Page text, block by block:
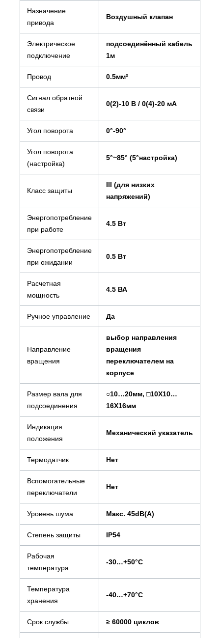
Назначение
привода
Воздушный клапан
Электрическое
подключение
подсоединённый кабель
1м
Провод 0.5мм²
Сигнал обратной
связи
0(2)-10 В / 0(4)-20 мА
Угол поворота 0°-90°
Угол поворота
(настройка)
5°~85° (5°настройка)
Класс защиты
III (для низких
напряжений)
Энергопотребление
при работе
4.5 Вт
Энергопотребление
при ожидании
0.5 Вт
Расчетная
мощность
4.5 ВА
Ручное управление Да
Направление
вращения
выбор направления
вращения
переключателем на
корпусе
Размер вала для
подсоединения
○10…20мм, □10X10…
16X16мм
Индикация
положения
Механический указатель
Термодатчик Нет
Вспомогательные
переключатели
Нет
Уровень шума Макс. 45dB(A)
Степень защиты IP54
Рабочая
температура
-30…+50°С
Температура
хранения
-40…+70°С
Срок службы ≥ 60000 циклов